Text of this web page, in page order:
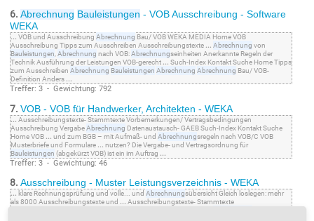
6. Abrechnung Bauleistungen - VOB Ausschreibung - Software
WEKA
... VOB und Ausschreibung Abrechnung Bau/ VOB WEKA MEDIA Home VOB
Ausschreibung Tipps zum Ausschreiben Ausschreibungstexte ... Abrechnung von
Bauleistungen,Abrechnung nach VOB:Abrechnungseinheiten Anerkannte Regeln der
Technik Ausführung der Leistungen VOB-gerecht ... Such-Index Kontakt Suche Home Tipps
zum Ausschreiben Abrechnung Bauleistungen Abrechnung Abrechnung Bau/ VOB-
Definition Anders ...
Treffer: 3 - Gewichtung: 792
7. VOB - VOB für Handwerker, Architekten - WEKA
... Ausschreibungstexte- Stammtexte Vorbemerkungen/ Vertragsbedingungen
Ausschreibung VergabeAbrechnung Datenaustausch- GAEB Such-Index Kontakt Suche
Home VOB ... und zum BGB – mit Aufmaß- und Abrechnungsregeln nach VOB/C VOB
Musterbriefe und Formulare ... nutzen? Die Vergabe- und Vertragsordnung für
Bauleistungen (abgekürzt VOB) ist ein im Auftrag ...
Treffer: 3 - Gewichtung: 46
8. Ausschreibung - Muster Leistungsverzeichnis - WEKA
... klare Rechnungsprüfung und volle... und Abrechnungsübersicht Gleich loslegen: mehr
als 8000 Ausschreibungstexte und ... Ausschreibungstexte- Stammtexte